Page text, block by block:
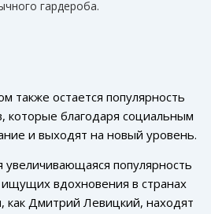
гардероба.
также остается популярность
которые благодаря социальным
и выходят на новый уровень.
вдохновения, что находит
Например, Анна Корова
интеллект для
увеличивающаяся популярность
вдохновения в странах
как Дмитрий Левицкий, находят